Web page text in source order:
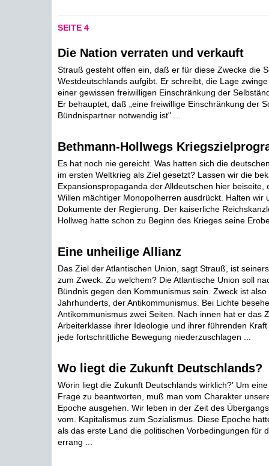
SEITE 4
Die Nation verraten und verkauft
Strauß gesteht offen ein, daß er für diese Zwecke die
Westdeutschlands aufgibt. Er schreibt, die Lage
einer gewissen freiwilligen Einschränkung der
Er behauptet, daß „eine freiwillige Einschränkung der
Bündnispartner notwendig ist" ...
Bethmann-Hollwegs
Es hat noch nie gereicht. Was hatten sich die
im ersten Weltkrieg als Ziel gesetzt? Lassen wir die
Expansionspropaganda der Alldeutschen hier beiseite,
Willen mächtiger Monopolherren ausdrückt. Halten wir
Dokumente der Regierung. Der kaiserliche
Hollweg hatte schon zu Beginn des Krieges seine
Eine unheilige Allianz
Das Ziel der Atlantischen Union, sagt Strauß, ist
zum Zweck. Zu welchem? Die Atlantische Union soll
Bündnis gegen den Kommunismus sein. Zweck ist
Jahrhunderts, der Antikommunismus. Bei Lichte
Antikommunismus zwei Seiten. Nach innen hat er das
Arbeiterklasse ihrer Ideologie und ihrer führenden
jede fortschrittliche Bewegung niederzuschlagen ...
Wo liegt die Zukunft Deutschlands?
Worin liegt die Zukunft Deutschlands wirklich?' Um
Frage zu beantworten, muß man vom Charakter
Epoche ausgehen. Wir leben in der Zeit des
vom. Kapitalismus zum Sozialismus. Diese Epoche
als das erste Land die politischen Vorbedingungen für
errang ...